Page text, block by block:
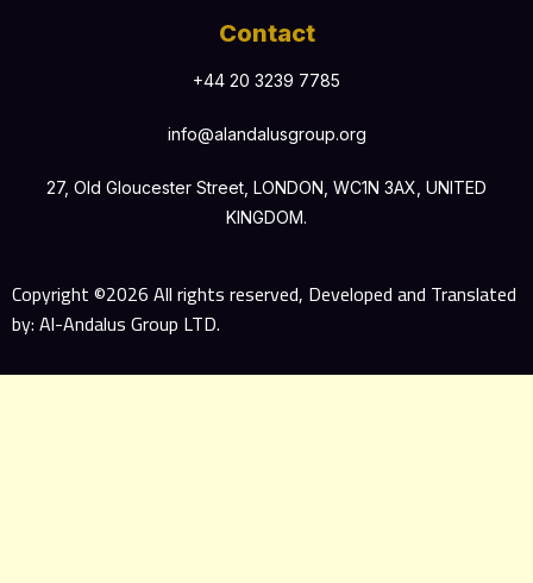
Contact
+44 20 3239 7785
info@alandalusgroup.org
27, Old Gloucester Street, LONDON, WC1N 3AX, UNITED
KINGDOM.
Copyright ©2026 All rights reserved, Developed and Translated
by: Al-Andalus Group LTD.